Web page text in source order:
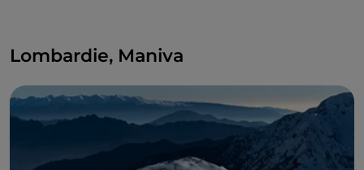
Lombardie, Maniva